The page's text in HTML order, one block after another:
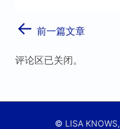
← 前一篇文章
评论区已关闭。
© LISA KNOWS,